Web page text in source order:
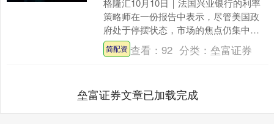
格隆汇10月10日｜法国兴业银行的利率
策略师在一份报告中表示，尽管美国政
府处于停摆状态，市场的焦点仍集中在
美国国债的供给上，而市场对这部分供
给的吸收情况良好。他....
简配资 查看：92 分类： 垒富证券
垒富证券文章已加载完成